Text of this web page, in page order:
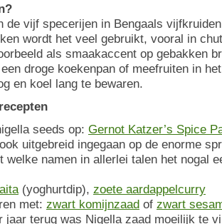
de vijf specerijen in Bengaals
wordt het veel gebruikt, vooral in
als smaakaccent op gebakken
droge koekenpan of meefruiten in
en koel lang te bewaren.
seeds op: Gernot Katzer’s Spice
uitgebreid ingegaan op de enorme
welke namen in allerlei talen het nogal
(yoghurtdip), zoete aardappelcurry
met: zwart komijnzaad of zwart
jaar terug was Nigella zaad moeilijk te